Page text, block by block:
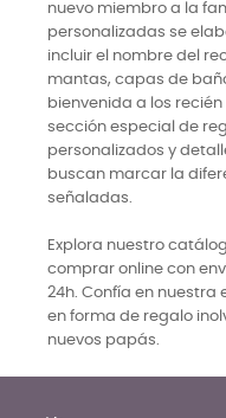
nuevo miembro a la
personalizadas se
incluir el nombre del
mantas, capas de
bienvenida a los
sección especial de
personalizados y
buscan marcar la
señaladas.
Explora nuestro
comprar online con
24h. Confía en nuestra
en forma de regalo
nuevos papás.